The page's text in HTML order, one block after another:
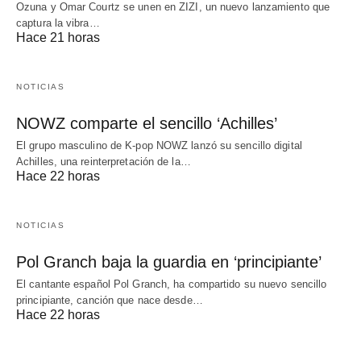
Ozuna y Omar Courtz se unen en ZIZI, un nuevo lanzamiento que
captura la vibra…
Hace 21 horas
NOTICIAS
NOWZ comparte el sencillo ‘Achilles’
El grupo masculino de K-pop NOWZ lanzó su sencillo digital
Achilles, una reinterpretación de la…
Hace 22 horas
NOTICIAS
Pol Granch baja la guardia en ‘principiante’
El cantante español Pol Granch, ha compartido su nuevo sencillo
principiante, canción que nace desde…
Hace 22 horas